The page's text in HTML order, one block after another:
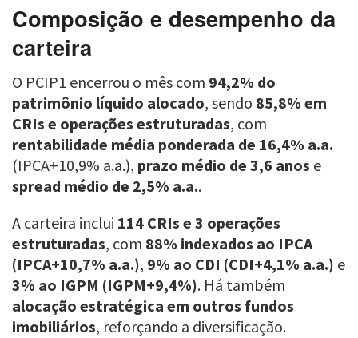
Composição e desempenho da
carteira
O PCIP1 encerrou o mês com 94,2% do
patrimônio líquido alocado, sendo 85,8% em
CRIs e operações estruturadas, com
rentabilidade média ponderada de 16,4% a.a.
(IPCA+10,9% a.a.), prazo médio de 3,6 anos e
spread médio de 2,5% a.a..
A carteira inclui 114 CRIs e 3 operações
estruturadas, com 88% indexados ao IPCA
(IPCA+10,7% a.a.), 9% ao CDI (CDI+4,1% a.a.) e
3% ao IGPM (IGPM+9,4%). Há também
alocação estratégica em outros fundos
imobiliários, reforçando a diversificação.